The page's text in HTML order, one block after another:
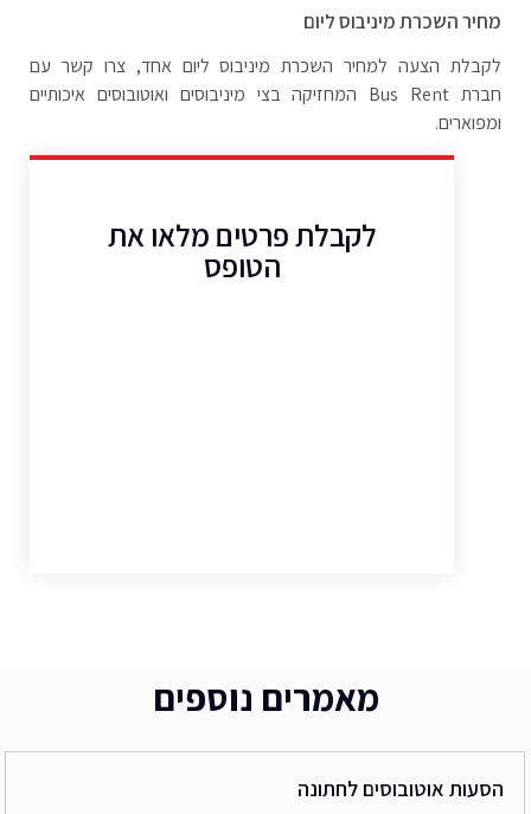
מחיר השכרת מיניבוס ליום
לקבלת הצעה למחיר השכרת מיניבוס ליום אחד, צרו קשר עם
חברת Bus Rent המחזיקה בצי מיניבוסים ואוטובוסים איכותיים
ומפוארים.
לקבלת פרטים מלאו את
הטופס
מאמרים נוספים
הסעות אוטובוסים לחתונה